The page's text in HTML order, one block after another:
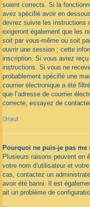
soient corrects. Si la
avez spécifié avoir en
devrez suivre les instructions
exigeront également que les
soit par vous-même ou soit
ouvrir une session ; cette
inscription. Si vous aviez
instructions. Si vous ne
probablement spécifié une
courrier électronique a été
que l’adresse de courrier
correcte, essayez de
Haut
Pourquoi ne puis-je pas me
Plusieurs raisons peuvent en
votre nom d’utilisateur et
cas, contactez un
avoir été banni. Il est
ait un problème de